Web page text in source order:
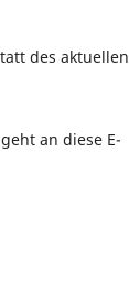
des aktuellen
an diese E-